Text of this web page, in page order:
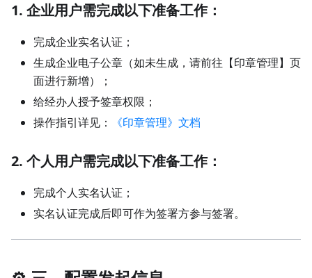
1. 企业用户需完成以下准备工作：
完成企业实名认证；
生成企业电子公章（如未生成，请前往【印章管理】页
面进行新增）；
给经办人授予签章权限；
操作指引详见：
《印章管理》文档
2. 个人用户需完成以下准备工作：
完成个人实名认证；
实名认证完成后即可作为签署方参与签署。